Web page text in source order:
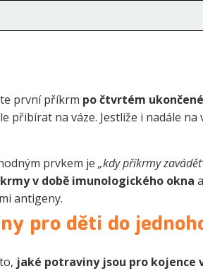
první příkrm po čtvrtém
na váze. Jestliže i nadále na
prvkem je „kdy příkrmy
v době imunologického okna
antigeny.
pro děti do
jaké potraviny jsou pro kojence